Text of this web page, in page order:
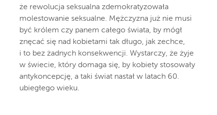
że rewolucja seksualna zdemokratyzowała
molestowanie seksualne. Mężczyzna już nie musi
być królem czy panem całego świata, by mógł
znęcać się nad kobietami tak długo, jak zechce,
i to bez żadnych konsekwencji. Wystarczy, że żyje
w świecie, który domaga się, by kobiety stosowały
antykoncepcję, a taki świat nastał w latach 60.
ubiegłego wieku.